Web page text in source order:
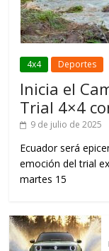
4x4 Deportes
Inicia el
Trial 4×4
9 de julio de 2025
Ecuador será
emoción del trial
martes 15